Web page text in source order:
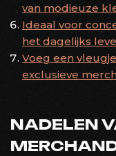
van modieuze
Ideaal voor
het dagelijks
Voeg een
exclusieve
NADELEN